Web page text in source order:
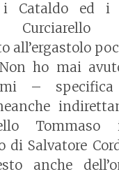
Cataldo ed i
all’ergastolo
ho mai
– specifica
Tommaso
di Salvatore
anche